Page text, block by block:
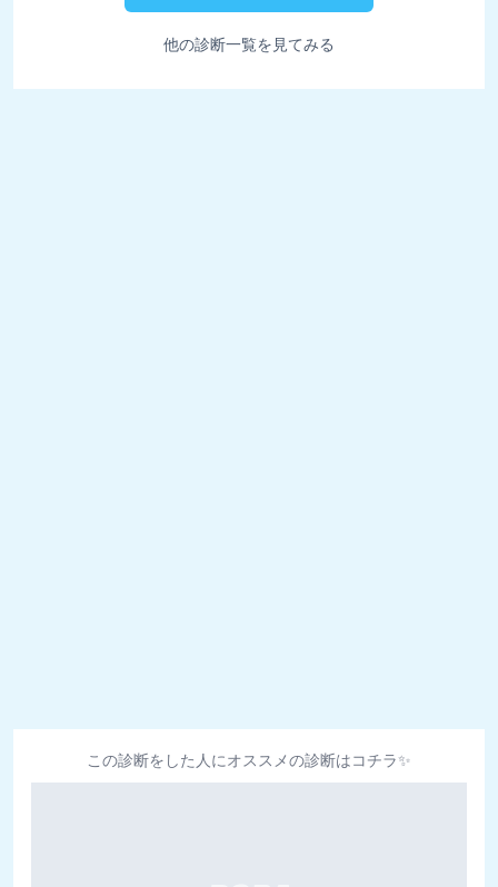
他の診断一覧を見てみる
この診断をした人にオススメの診断はコチラ✨